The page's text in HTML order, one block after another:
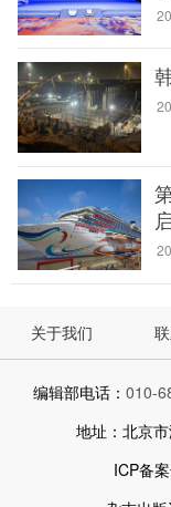
关于我们
编辑部电话： 010-
地址：北京
ICP备